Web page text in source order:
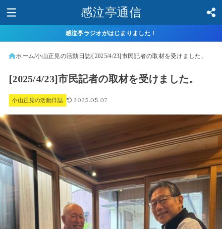
感泣亭通信
感泣亭ラジオがはじまりました！
ホーム 小山正見の活動日誌 [2025/4/23]市民記者の取材を受けました。
[2025/4/23]市民記者の取材を受けました。
小山正見の活動日誌 2025.05.07